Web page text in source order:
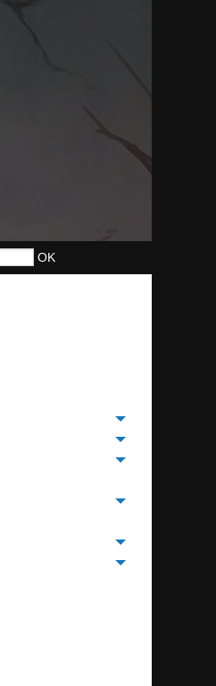
Toggle menu
Toggle menu
Toggle menu
Toggle menu
Toggle menu
Toggle menu